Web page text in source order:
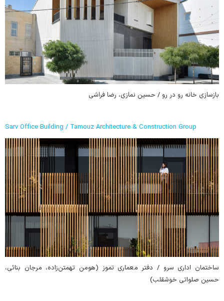
بازسازی خانه رو در رو / حسین نمازی، رضا فراشی
Sarv Office Building / Tamouz Architecture & Construction Group
ساختمان اداری سرو / دفتر معماری تموز (هومن تهمتن‌زاده، مرجان بنائی،
حسین صلواتی خوشقلب)